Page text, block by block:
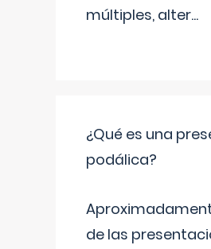
múltiples, alter...
¿Qué es una
podálica?
de las